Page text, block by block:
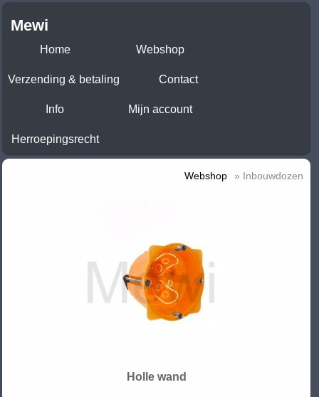
Mewi
Home Webshop
Verzending & betaling Contact
Info Mijn account
Herroepingsrecht
Webshop » Inbouwdozen
Holle wand